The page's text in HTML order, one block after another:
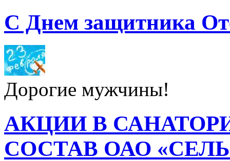
С Днем защитника
Дорогие мужчины!
АКЦИИ В
СОСТАВ ОАО